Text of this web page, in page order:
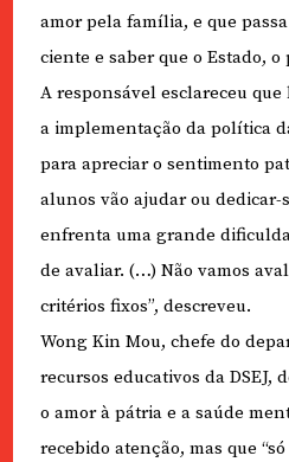
amor pela família, e que
ciente e saber que o Estado, o
A responsável esclareceu
a implementação da política
para apreciar o sentimento
alunos vão ajudar ou dedicar-
enfrenta uma grande
de avaliar. (…) Não vamos
critérios fixos”, descreveu.
Wong Kin Mou, chefe do
recursos educativos da DSEJ,
o amor à pátria e a saúde
recebido atenção, mas que